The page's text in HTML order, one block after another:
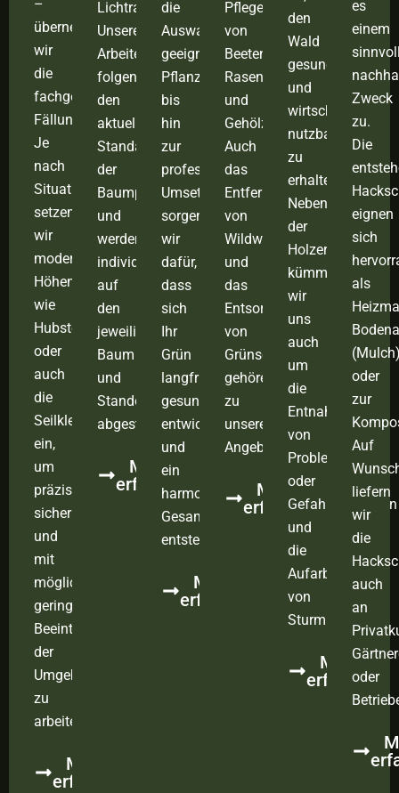
–
übernehmen
wir
die
fachgerechte
Fällung.
Je
nach
Situation
setzen
wir
moderne
Höhenzugangstechnik
wie
Hubsteiger
oder
auch
die
Seilklettertechnik
ein,
um
präzise,
sicher
und
mit
möglichst
geringer
Beeinträchtigung
der
Umgebung
zu
arbeiten.
Mehr
erfahren
Lichtraumprofilschnitt:
Unsere
Arbeiten
folgen
den
aktuellen
Standards
der
Baumpflege
und
werden
individuell
auf
den
jeweiligen
Baum
und
Standort
abgestimmt.
Mehr
erfahren
die
Auswahl
geeigneter
Pflanzen
bis
hin
zur
professionellen
Umsetzung
sorgen
wir
dafür,
dass
sich
Ihr
Grün
langfristig
gesund
entwickelt
und
ein
harmonisches
Gesamtbild
entsteht.
Mehr
erfahren
Pflege
von
Beeten,
Rasenflächen
und
Gehölzen.
Auch
das
Entfernen
von
Wildwuchs
und
das
Entsorgen
von
Grünschnitt
gehören
zu
unserem
Angebot.
Mehr
erfahren
den
Wald
gesund
und
wirtschaftlich
nutzbar
zu
erhalten.
Neben
der
Holzernte
kümmern
wir
uns
auch
um
die
Entnahme
von
Problem-
oder
Gefahrenbäumen
und
die
Aufarbeitung
von
Sturmholz.
Mehr
erfahren
es
einem
Zweck
zu.
Die
eignen
sich
als
oder
zur
Auf
liefern
wir
die
auch
an
oder